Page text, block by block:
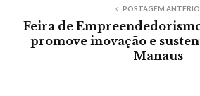
POSTAGEM
Feira de
promove inovação e
Manaus